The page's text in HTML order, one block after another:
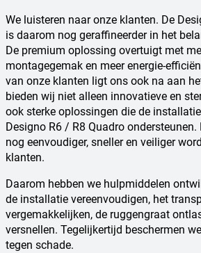
We luisteren naar onze klanten. De
is daarom nog geraffineerder in het
De premium oplossing overtuigt met
montagegemak en meer energie-
van onze klanten ligt ons ook na aan
bieden wij niet alleen innovatieve en
ook sterke oplossingen die de
Designo R6 / R8 Quadro
nog eenvoudiger, sneller en veiliger
klanten.
Daarom hebben we hulpmiddelen
de installatie vereenvoudigen, het
vergemakkelijken, de ruggengraat
versnellen. Tegelijkertijd beschermen
tegen schade.